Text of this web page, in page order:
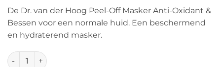
De Dr. van der Hoog Peel-Off Masker Anti-Oxidant &
Bessen voor een normale huid. Een beschermend
en hydraterend masker.
6x Dr. Van der Hoog Peel-Off Masker Anti-Oxidant &